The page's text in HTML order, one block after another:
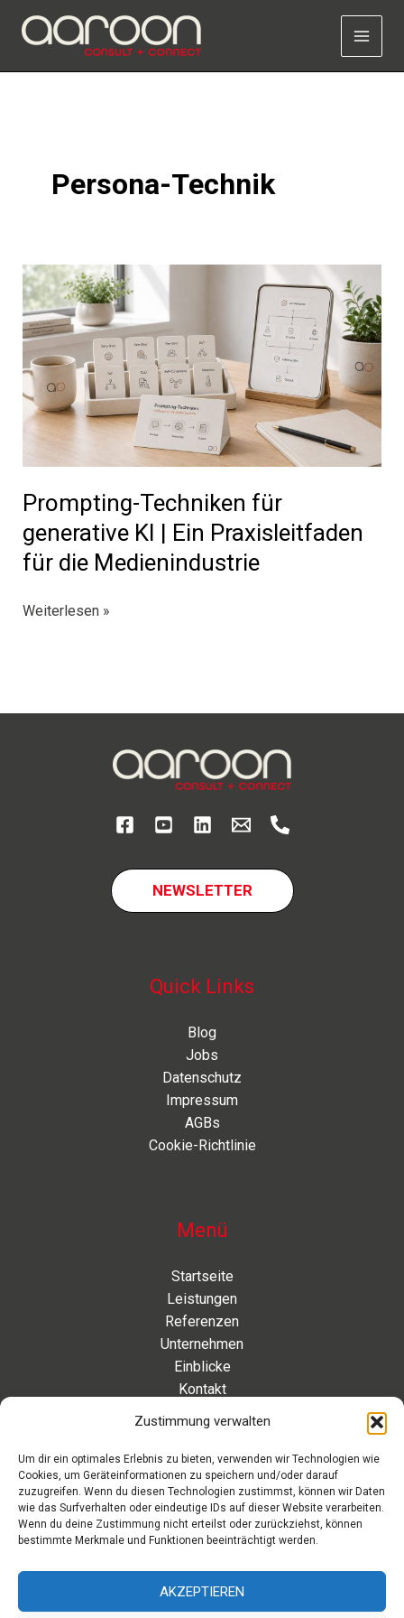
Zustimmung verwalten
Um dir ein optimales Erlebnis zu bieten, verwenden wir Technologien wie
Cookies, um Geräteinformationen zu speichern und/oder darauf
zuzugreifen. Wenn du diesen Technologien zustimmst, können wir Daten
wie das Surfverhalten oder eindeutige IDs auf dieser Website verarbeiten.
Wenn du deine Zustimmung nicht erteilst oder zurückziehst, können
bestimmte Merkmale und Funktionen beeinträchtigt werden.
AKZEPTIEREN
Inhalt
Persona-Technik
Prompting-Techniken für
generative KI | Ein Praxisleitfaden
für die Medienindustrie
Prompting-
Praxisleitfaden
Medienindustrie
Weiterlesen »
NEWSLETTER
Quick Links
Blog
Jobs
Datenschutz
Impressum
AGBs
Cookie-Richtlinie
Menü
Startseite
Leistungen
Referenzen
Unternehmen
Einblicke
Kontakt
Eleonorenstraße 20 | 30449 Hannover Deutschland
Telefon: +49 511 89 880 494
Telefax: +49 511 89 880 495
info[at]aaroon.de